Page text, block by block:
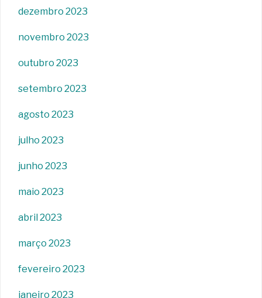
dezembro 2023
novembro 2023
outubro 2023
setembro 2023
agosto 2023
julho 2023
junho 2023
maio 2023
abril 2023
março 2023
fevereiro 2023
janeiro 2023